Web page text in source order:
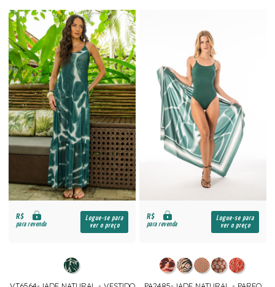
R$
para revenda
Logue-se para
ver o preço
R$
para revenda
Logue-se para
ver o preço